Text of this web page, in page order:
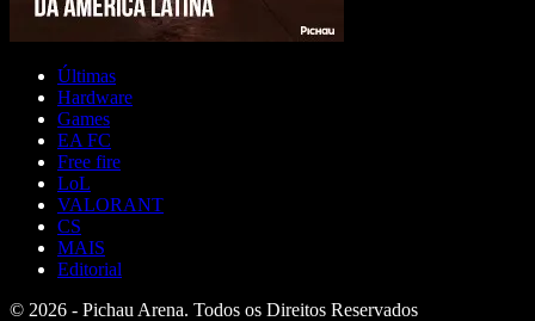
Últimas
Hardware
Games
EA FC
Free fire
LoL
VALORANT
CS
MAIS
Editorial
© 2026 - Pichau Arena. Todos os Direitos Reservados